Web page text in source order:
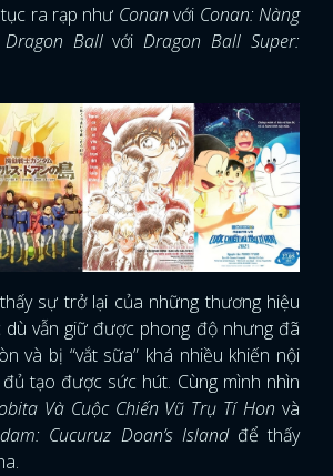
ra rạp như Conan với Conan: Nàng
Dragon Ballvới Dragon Ball Super:
sự trở lại của những thương hiệu
dù vẫn giữ được phong độ nhưng đã
và bị “vắt sữa” khá nhiều khiến nội
tạo được sức hút. Cùng mình nhìn
Và Cuộc Chiến Vũ Trụ Tí Hon và
Cucuruz Doan’s Island để thấy